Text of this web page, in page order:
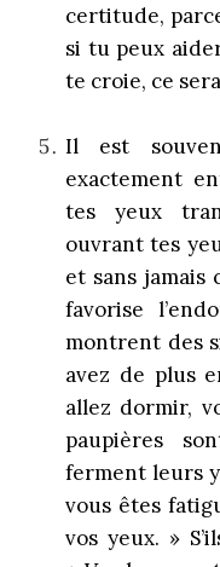
certitude,
si tu peux
te croie, ce
Il est
exactement
tes yeux
ouvrant tes
et sans
favorise
montrent des
avez de plus
allez dormir,
paupières
ferment leurs
vous êtes
vos yeux. »